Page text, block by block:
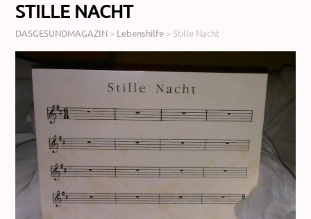
STILLE NACHT
DASGESUNDMAGAZIN > Lebenshilfe > Stille Nacht